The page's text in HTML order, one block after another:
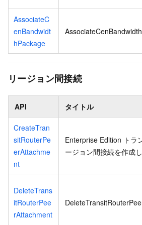
AssociateC
enBandwidt
hPackage
リージョン間接続
API タイトル
CreateTran
sitRouterPe
erAttachme
nt
Enterprise Edition トラ
ージョン間接続を作成
DeleteTrans
itRouterPee
rAttachment